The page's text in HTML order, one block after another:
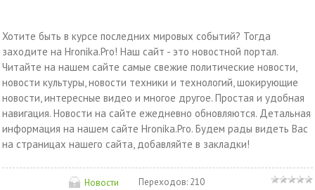
Хотите быть в курсе последних мировых событий? Тогда
заходите на Hronika.Pro! Наш сайт - это новостной портал.
Читайте на нашем сайте самые свежие политические новости,
новости культуры, новости техники и технологий, шокирующие
новости, интересные видео и многое другое. Простая и удобная
навигация. Новости на сайте ежедневно обновляются. Детальная
информация на нашем сайте Hronika.Pro. Будем рады видеть Вас
на страницах нашего сайта, добавляйте в закладки!
Новости Переходов: 210